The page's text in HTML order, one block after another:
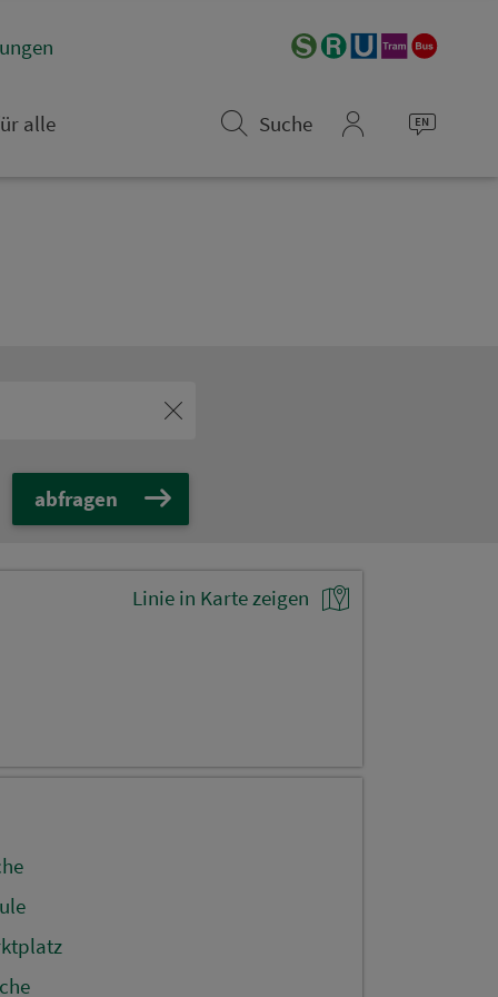
alle
Suche
abfragen
Linie in Karte zeigen